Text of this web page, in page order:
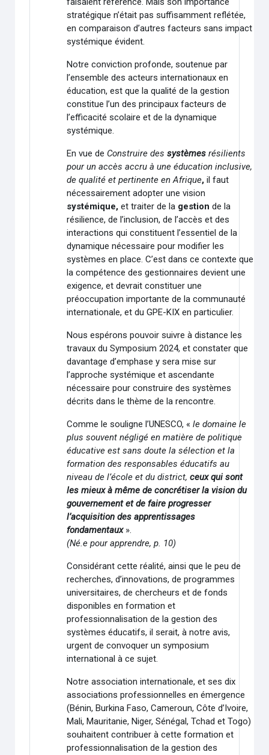
stratégique n’était pas suffisamment reflétée,
en comparaison d’autres facteurs sans impact
systémique évident.
Notre conviction profonde, soutenue par
l’ensemble des acteurs internationaux en
éducation, est que la qualité de la gestion
constitue l’un des principaux facteurs de
l’efficacité scolaire et de la dynamique
systémique.
En vue de Construire dessystèmes résilients
pour un accès accru à une éducation inclusive,
de qualité et pertinente en Afrique,il faut
nécessairement adopter une vision
systémique, et traiter de la gestion de la
résilience, de l’inclusion, de l’accès et des
interactions qui constituent l’essentiel de la
dynamique nécessaire pour modifier les
systèmes en place. C’est dans ce contexte que
la compétence des gestionnaires devient une
exigence, et devrait constituer une
préoccupation importante de la communauté
internationale, et du GPE-KIX en particulier.
Nous espérons pouvoir suivre à distance les
travaux du Symposium 2024, et constater que
davantage d’emphase y sera mise sur
l’approche systémique et ascendante
nécessaire pour construire des systèmes
décrits dans le thème de la rencontre.
Comme le souligne l’UNESCO, «le domaine le
plus souvent négligé en matière de politique
éducative est sans doute la sélection et la
formation des responsables éducatifs au
niveau de l’école et du district,ceux qui sont
les mieux à même de concrétiser la vision du
gouvernement et de faire progresser
l’acquisition des apprentissages
fondamentaux».
(Né.e pour apprendre, p. 10)
Considérant cette réalité, ainsi que le peu de
recherches, d’innovations, de programmes
universitaires, de chercheurs et de fonds
disponibles en formation et
professionnalisation de la gestion des
systèmes éducatifs, il serait, à notre avis,
urgent de convoquer un symposium
international à ce sujet.
Notre association internationale, et ses dix
associations professionnelles en émergence
(Bénin, Burkina Faso, Cameroun, Côte d’Ivoire,
Mali, Mauritanie, Niger, Sénégal, Tchad et Togo)
souhaitent contribuer à cette formation et
professionnalisation de la gestion des